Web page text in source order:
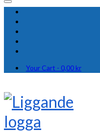
Your Cart - 0,00kr